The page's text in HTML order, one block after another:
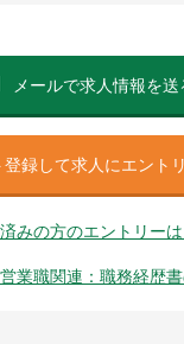
メールで求人情報を送
録して求人にエント
みの方のエントリー
業職関連：職務経歴